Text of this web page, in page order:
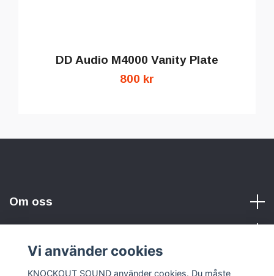
DD Audio M4000 Vanity Plate
800 kr
Om oss
Sociala medier
Vi använder cookies
KNOCKOUT SOUND använder cookies. Du måste